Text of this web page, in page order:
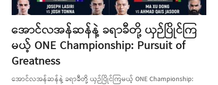
အောင်လအန်ဆန်နဲ့ ခရာခီတို့ ယှဉ်ပြိုင်ကြ
မယ့် ONE Championship: Pursuit of
Greatness
အောင်လအန်ဆန်နဲ့ ခရာခီတို့ ယှဉ်ပြိုင်ကြမယ့် ONE Championship: